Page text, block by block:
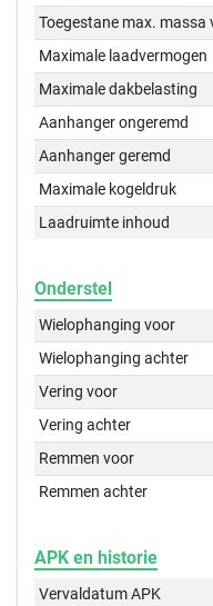
Toegestane max. massa
Maximale laadvermogen
Maximale dakbelasting
Aanhanger ongeremd
Aanhanger geremd
Maximale kogeldruk
Laadruimte inhoud
Onderstel
Wielophanging voor
Wielophanging achter
Vering voor
Vering achter
Remmen voor
Remmen achter
APK en historie
Vervaldatum APK